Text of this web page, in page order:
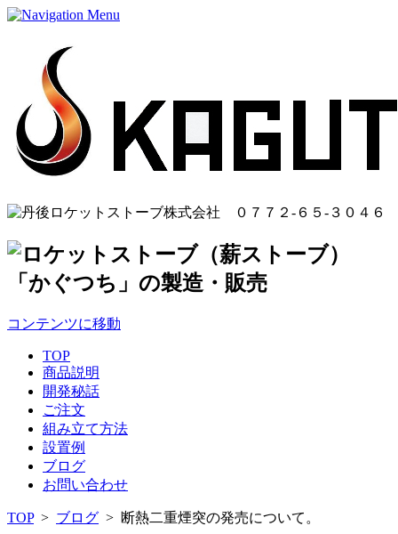
コンテンツに移動
TOP
商品説明
開発秘話
ご注文
組み立て方法
設置例
ブログ
お問い合わせ
TOP> ブログ > 断熱二重煙突の発売について。